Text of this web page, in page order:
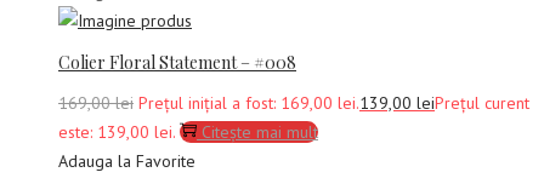
Colier Floral Statement – #008
169,00lei Prețul inițial a fost: 169,00 lei.139,00 leiPrețul curent
este: 139,00 lei.
Citește mai mult
Adauga la Favorite